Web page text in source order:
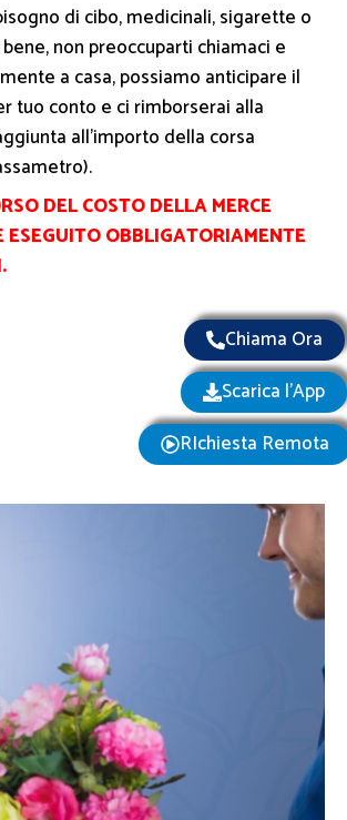
di cibo, medicinali, sigarette o
non preoccuparti chiamaci e
a casa, possiamo anticipare il
tuo conto e ci rimborserai alla
all’importo della corsa
DEL COSTO DELLA MERCE
ESEGUITO OBBLIGATORIAMENTE
Chiama Ora
Scarica l'App
RIchiesta Remota